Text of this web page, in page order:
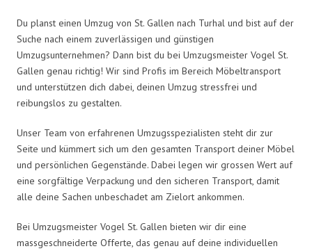
Du planst einen Umzug von St. Gallen nach Turhal und bist auf der
Suche nach einem zuverlässigen und günstigen
Umzugsunternehmen? Dann bist du bei Umzugsmeister Vogel St.
Gallen genau richtig! Wir sind Profis im Bereich Möbeltransport
und unterstützen dich dabei, deinen Umzug stressfrei und
reibungslos zu gestalten.
Unser Team von erfahrenen Umzugsspezialisten steht dir zur
Seite und kümmert sich um den gesamten Transport deiner Möbel
und persönlichen Gegenstände. Dabei legen wir grossen Wert auf
eine sorgfältige Verpackung und den sicheren Transport, damit
alle deine Sachen unbeschadet am Zielort ankommen.
Bei Umzugsmeister Vogel St. Gallen bieten wir dir eine
massgeschneiderte Offerte, das genau auf deine individuellen